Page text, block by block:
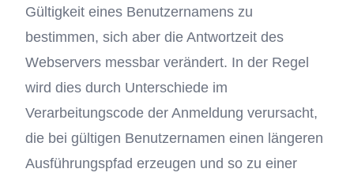
Gültigkeit eines Benutzernamens zu
bestimmen, sich aber die Antwortzeit des
Webservers messbar verändert. In der Regel
wird dies durch Unterschiede im
Verarbeitungscode der Anmeldung verursacht,
die bei gültigen Benutzernamen einen längeren
Ausführungspfad erzeugen und so zu einer